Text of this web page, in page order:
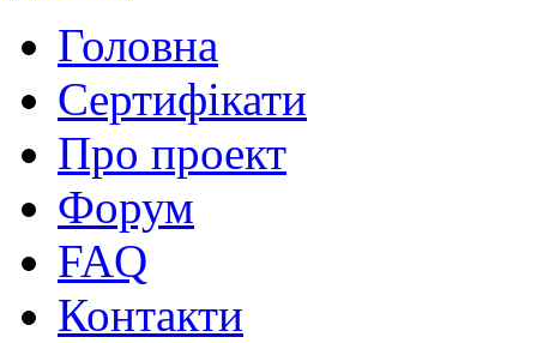
Головна
Сертифікати
Про проект
Форум
FAQ
Контакти